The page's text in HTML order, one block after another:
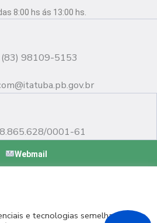
b
e
g
r
8:00 hs ás 13:00 hs.
(83) 98109-5153
0001-61
Webmail
e tecnologias semelhantes de